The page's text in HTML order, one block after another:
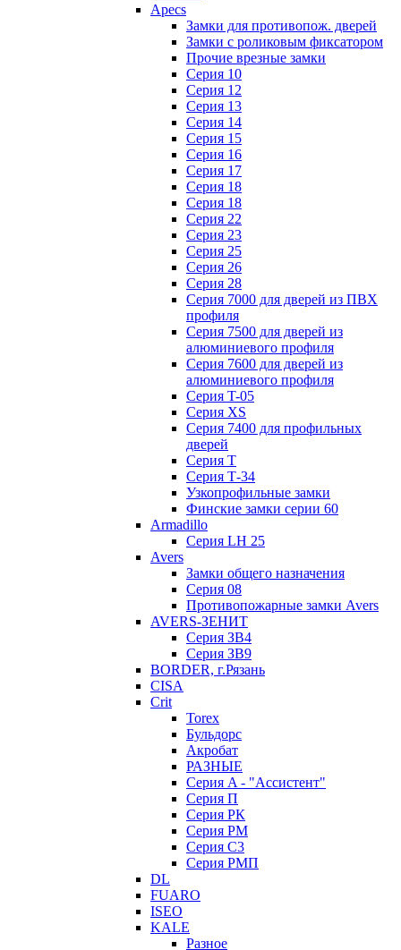
Apecs
Замки для противопож. дверей
Замки с роликовым фиксатором
Прочие врезные замки
Серия 10
Серия 12
Серия 13
Серия 14
Серия 15
Серия 16
Серия 17
Серия 18
Серия 18
Серия 22
Серия 23
Серия 25
Серия 26
Серия 28
Серия 7000 для дверей из ПВХ
профиля
Серия 7500 для дверей из
алюминиевого профиля
Серия 7600 для дверей из
алюминиевого профиля
Серия T-05
Серия XS
Серия 7400 для профильных
дверей
Серия Т
Серия Т-34
Узкопрофильные замки
Финские замки серии 60
Armadillo
Серия LH 25
Avers
Замки общего назначения
Серия 08
Противопожарные замки Avers
AVERS-ЗЕНИТ
Серия ЗВ4
Серия ЗВ9
BORDER, г.Рязань
CISA
Crit
Torex
Бульдорс
Акробат
РАЗНЫЕ
Серия A - "Ассистент"
Серия П
Серия РК
Серия РМ
Серия С3
Серия РМП
DL
FUARO
ISEO
KALE
Разное